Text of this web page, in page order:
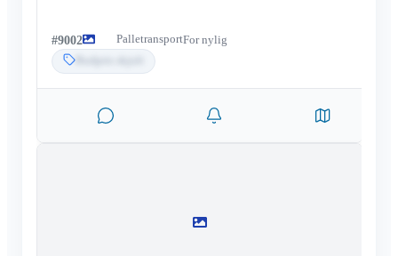
#9002 PalletransportFor nylig